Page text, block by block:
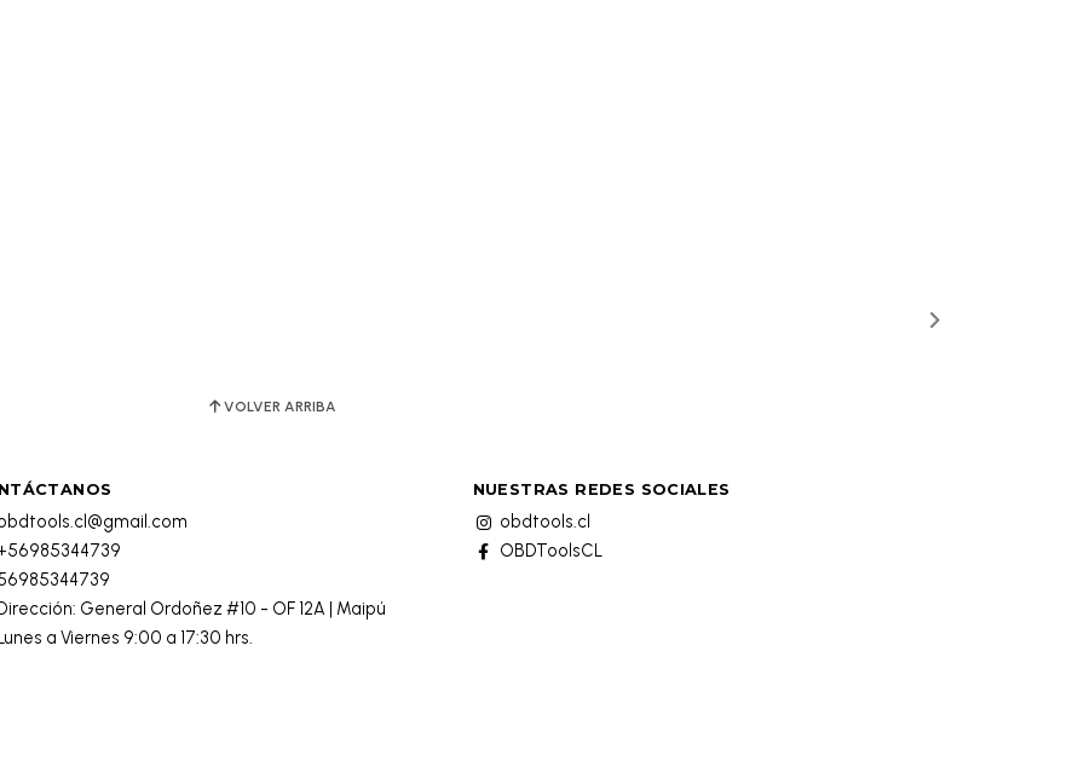
VOLVER ARRIBA
Dirección: General Ordoñez #10 - OF 12A | Maipú
Lunes a Viernes 9:00 a 17:30 hrs.
NUESTRAS REDES SOCIALES
obdtools.cl
OBDToolsCL